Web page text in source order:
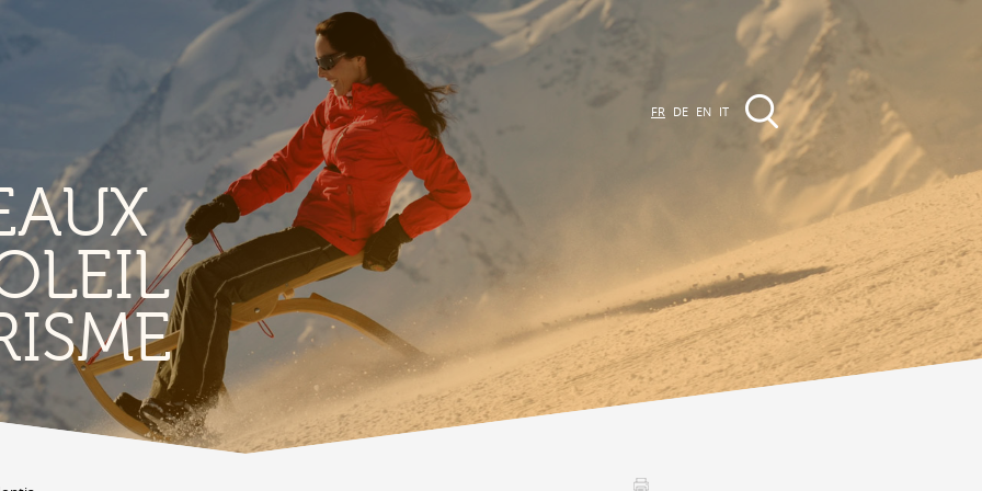
TERROIR &
PATRIMOINE
Vignoble & parcours viticoles
Produits et magasins du terroir
Bourg de Conthey
Eglises & chapelles
Vestiges gallo-romains d'Ardon
EVÈNEMENTS &
ACTIVITÉS
Activités dans la région
Promenades
Agenda des Manifestations
FR DE EN IT